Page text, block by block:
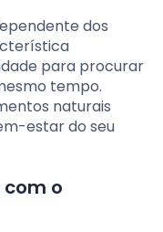
dos
para procurar
tempo.
naturais
estar do seu
o